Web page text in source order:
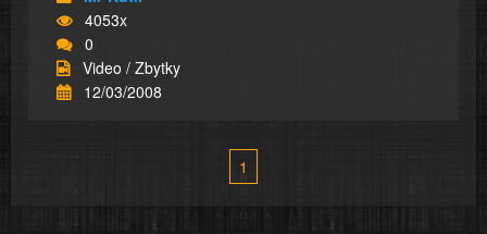
4053x
0
Video / Zbytky
12/03/2008
1